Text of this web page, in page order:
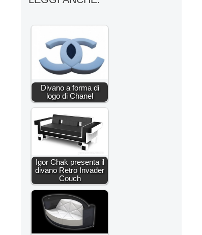
Divano a forma di
logo di Chanel
Igor Chak presenta il
divano Retro Invader
Couch